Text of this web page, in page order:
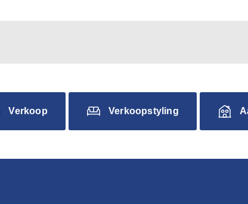
Verkoop Verkoopstyling